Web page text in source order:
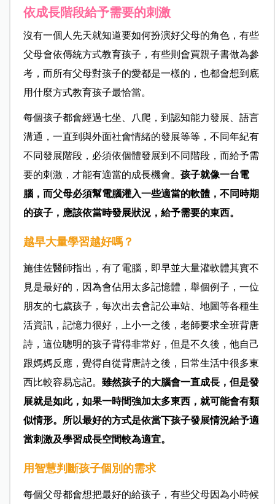
依成長階段給予需要的刺激
沒有一個人先天就知道要如何扮演好父母的角色，有些
父母會依傳統方式教育孩子，有些則會買親子書做為參
考，而所有父母對孩子的愛都是一樣的，也都會想到底
用什麼方式教育孩子最恰當。
每個孩子都會經過七坐、八爬，到認知能力發展、語言
溝通，一直到與外面社會情緒的發展等等，不同年紀有
不同發展階段，必須依個體發展到不同階段，而給予需
要的刺激，才能有適當的成長機會。 孩子就像一台電
腦，而父母必須幫電腦灌入一些適當的軟體，不同時期
的孩子，應該依當時發展狀況，給予需要的東西。
越早大量學習越好嗎？
施佳佐醫師指出，有了電腦，即早並大量灌軟體其實不
見是最好的，因為會佔用太多記憶體，舉個例子，一位
朋友的七歲孩子，每次出去會記公車站、地圖等各種生
活資訊，記憶力很好，上小一之後，老師要求全班背唐
詩，這位聰明的孩子背得非常好，但是不久後，他自己
跟媽媽反應，覺得自從背唐詩之後，日常生活中很多東
西比較容易忘記。 雖然孩子的大腦會一直成長，但是發
展就是如此，如果一時間強加太多東西，就可能會有類
似情形。所以最好的方式是依當下孩子發展情況給予適
當刺激及學習成長空間較為適宜。
用智慧判斷孩子個別的需求
每個父母都會想把最好的給孩子，有些父母因為小時候